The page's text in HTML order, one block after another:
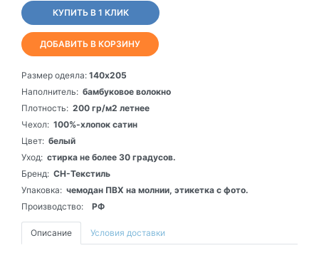
КУПИТЬ В 1 КЛИК
ДОБАВИТЬ В КОРЗИНУ
Размер одеяла: 140х205
Наполнитель: бамбуковое волокно
Плотность: 200 гр/м2 летнее
Чехол: 100%-хлопок сатин
Цвет: белый
Уход: стирка не более 30 градусов.
Бренд: СН-Текстиль
Упаковка: чемодан ПВХ на молнии, этикетка с фото.
Производство:
РФ
Описание Условия доставки